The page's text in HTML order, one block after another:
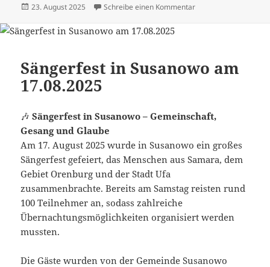
Veröffentlicht
23. August 2025 Schreibe einen Kommentarzu Dimitri Mannikow
Sängerfest in Susanowo am
17.08.2025
🎶Sängerfest in Susanowo – Gemeinschaft,
Gesang und Glaube
Am 17. August 2025 wurde in Susanowo ein großes
Sängerfest gefeiert, das Menschen aus Samara, dem
Gebiet Orenburg und der Stadt Ufa
zusammenbrachte. Bereits am Samstag reisten rund
100 Teilnehmer an, sodass zahlreiche
Übernachtungsmöglichkeiten organisiert werden
mussten.
Die Gäste wurden von der Gemeinde Susanowo